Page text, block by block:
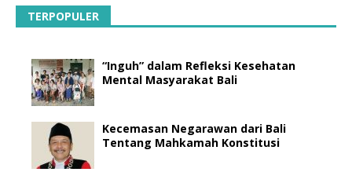
TERPOPULER
“Inguh” dalam Refleksi Kesehatan
Mental Masyarakat Bali
Kecemasan Negarawan dari Bali
Tentang Mahkamah Konstitusi